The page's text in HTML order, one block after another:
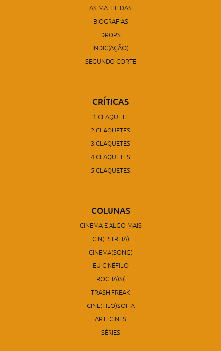
AS MATHILDAS
BIOGRAFIAS
DROPS
INDIC(AÇÃO)
SEGUNDO CORTE
CRÍTICAS
1 CLAQUETE
2 CLAQUETES
3 CLAQUETES
4 CLAQUETES
5 CLAQUETES
COLUNAS
CINEMA E ALGO MAIS
CIN(ESTREIA)
CINEMA(SONG)
EU CINÉFILO
ROCHA)S(
TRASH FREAK
CINE(FILO)SOFIA
ARTECINES
SÉRIES